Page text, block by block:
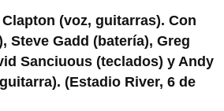
(voz, guitarras). Con
Steve Gadd (batería), Greg
Sanciuous (teclados) y Andy
(Estadio River, 6 de